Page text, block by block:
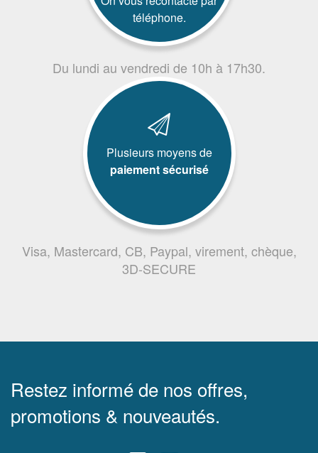
téléphone.
Du lundi au vendredi de 10h à 17h30.
Plusieurs moyens de
paiement sécurisé
Visa, Mastercard, CB, Paypal, virement, chèque,
3D-SECURE
Restez informé de nos offres,
promotions & nouveautés.